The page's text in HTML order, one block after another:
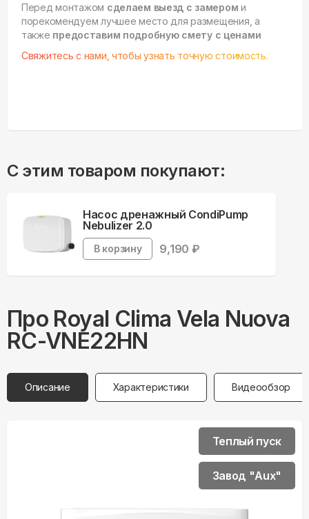
Перед монтажом сделаем выезд с замером и
порекомендуем лучшее место для размещения, а
также предоставим подробную смету с ценами
Свяжитесь с нами, чтобы узнать точную стоимость.
С этим товаром покупают:
Насос дренажный CondiPump
Nebulizer 2.0
В корзину 9,190 ₽
Про Royal Clima Vela Nuova
RC-VNE22HN
Описание Характеристики Видеообзор
Теплый пуск
Завод "Aux"